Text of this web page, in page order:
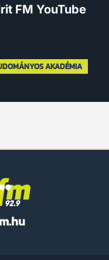
FM YouTube
AKADÉMIA